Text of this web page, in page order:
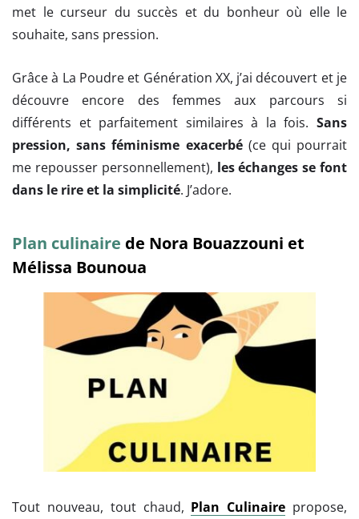
met le curseur du succès et du bonheur où elle le
souhaite, sans pression.
Grâce à La Poudre et Génération XX, j’ai découvert et je
découvre encore des femmes aux parcours si
différents et parfaitement similaires à la fois. Sans
pression, sans féminisme exacerbé (ce qui pourrait
me repousser personnellement), les échanges se font
dans le rire et la simplicité. J’adore.
Plan culinaire de Nora Bouazzouni et
Mélissa Bounoua
Tout nouveau, tout chaud, Plan Culinaire propose,